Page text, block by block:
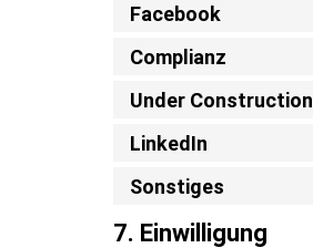
Facebook
Complianz
Under Construction
LinkedIn
Sonstiges
7. Einwilligung